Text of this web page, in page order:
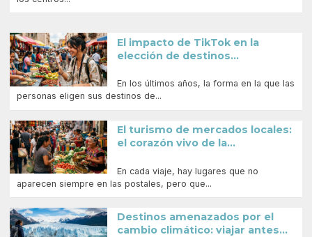
El impacto de TikTok en la
elección de destinos...
En los últimos años, la forma en la que las
personas eligen sus destinos de...
El turismo de mercados locales:
el corazón vivo de la...
En cada viaje, hay lugares que no
aparecen siempre en las postales, pero que...
Destinos amenazados por el
cambio climático: viajar antes...